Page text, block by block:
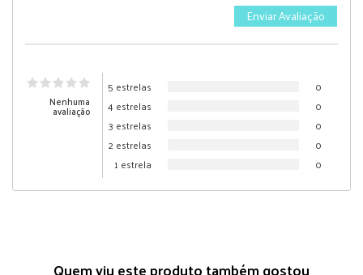
Nenhuma
avaliação
5 estrelas
0
4 estrelas
0
3 estrelas
0
2 estrelas
0
1 estrela
0